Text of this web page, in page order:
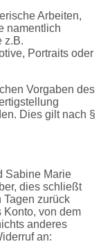
Arbeiten,
namentlich
z.B.
Portraits oder
Vorgaben des
Dies gilt nach §
Sabine Marie
dies schließt
zurück
Konto, von dem
anderes
an: